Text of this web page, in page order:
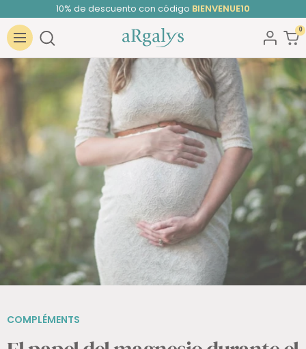
contenido
10% de descuento con código BIENVENUE10
Navigación
ARGALYS 0
COMPLÉMENTS